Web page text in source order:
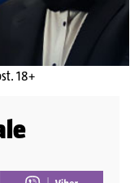
18+